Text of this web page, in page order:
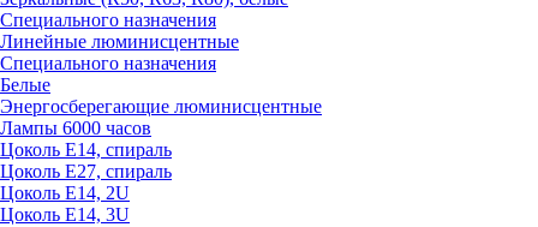
Специального назначения
Линейные люминисцентные
Специального назначения
Белые
Энергосберегающие люминисцентные
Лампы 6000 часов
Цоколь Е14, спираль
Цоколь Е27, спираль
Цоколь Е14, 2U
Цоколь Е14, 3U